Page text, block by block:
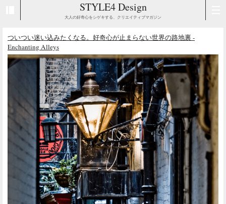
STYLE4 Design
大人の好奇心をシゲキする、クリエイティブマガジン
ついつい迷い込みたくなる。好奇心が止まらない世界の路地裏 -
Enchanting Alleys